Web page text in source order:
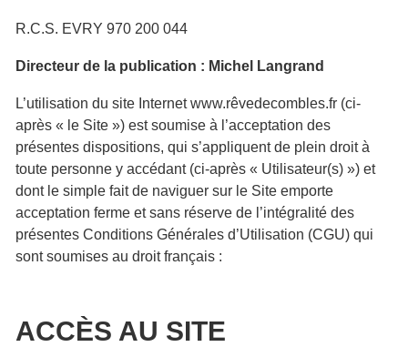
R.C.S. EVRY 970 200 044
Directeur de la publication : Michel Langrand
L’utilisation du site Internet www.rêvedecombles.fr (ci-
après « le Site ») est soumise à l’acceptation des
présentes dispositions, qui s’appliquent de plein droit à
toute personne y accédant (ci-après « Utilisateur(s) ») et
dont le simple fait de naviguer sur le Site emporte
acceptation ferme et sans réserve de l’intégralité des
présentes Conditions Générales d’Utilisation (CGU) qui
sont soumises au droit français :
ACCÈS AU SITE